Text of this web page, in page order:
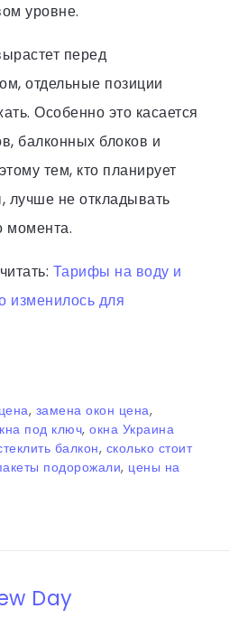
уровне.
перед
отдельные позиции
Особенно это касается
балконных блоков и
тем, кто планирует
лучше не откладывать
момента.
Тарифы на воду и
изменилось для
, замена окон цена,
под ключ, окна Украина
балкон, сколько стоит
подорожали, цены на
Day